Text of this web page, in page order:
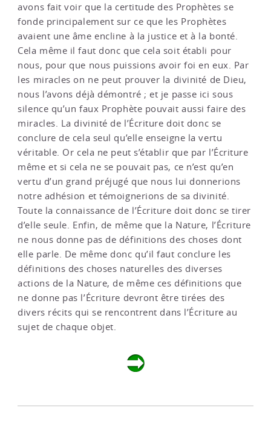
avons fait voir que la certitude des Prophètes se
fonde principalement sur ce que les Prophètes
avaient une âme encline à la justice et à la bonté.
Cela même il faut donc que cela soit établi pour
nous, pour que nous puissions avoir foi en eux. Par
les miracles on ne peut prouver la divinité de Dieu,
nous l’avons déjà démontré ; et je passe ici sous
silence qu’un faux Prophète pouvait aussi faire des
miracles. La divinité de l’Écriture doit donc se
conclure de cela seul qu’elle enseigne la vertu
véritable. Or cela ne peut s’établir que par l’Écriture
même et si cela ne se pouvait pas, ce n’est qu’en
vertu d’un grand préjugé que nous lui donnerions
notre adhésion et témoignerions de sa divinité.
Toute la connaissance de l’Écriture doit donc se tirer
d’elle seule. Enfin, de même que la Nature, l’Écriture
ne nous donne pas de définitions des choses dont
elle parle. De même donc qu’il faut conclure les
définitions des choses naturelles des diverses
actions de la Nature, de même ces définitions que
ne donne pas l’Écriture devront être tirées des
divers récits qui se rencontrent dans l’Écriture au
sujet de chaque objet.